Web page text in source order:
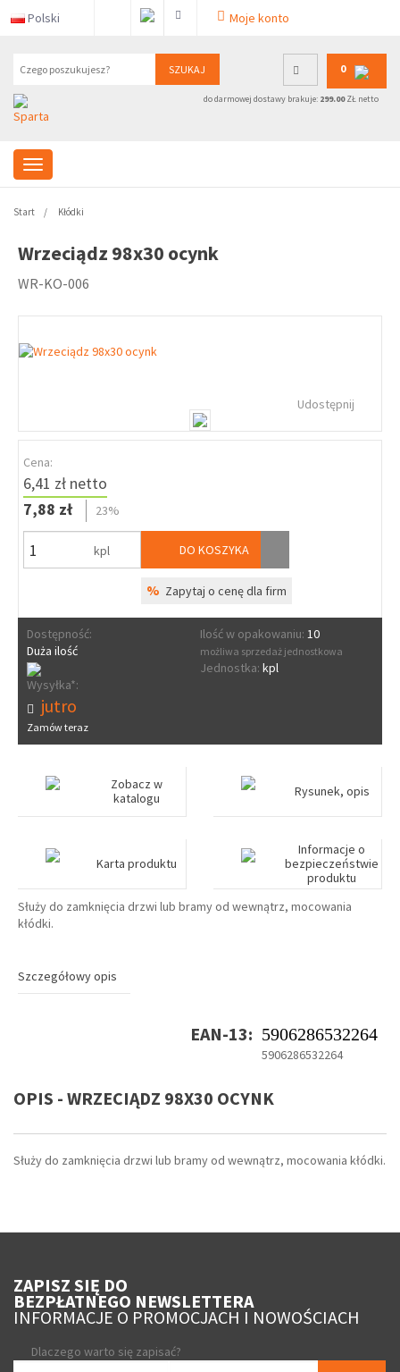
Polski Moje konto
SZUKAJ 0
do darmowej dostawy brakuje: 299.00ZŁ netto
Start Kłódki
Wrzeciądz 98x30 ocynk
WR-KO-006
Udostępnij
Cena:
6,41 zł netto
7,88 zł
23%
kpl DO KOSZYKA
% Zapytaj o cenę dla firm
Dostępność:
Duża ilość
Ilość w opakowaniu: 10
możliwa sprzedaż jednostkowa
Jednostka: kpl
Wysyłka*:
jutro
Zamów teraz
Zobacz w
katalogu
Rysunek, opis
Karta produktu
Informacje o
bezpieczeństwie
produktu
Służy do zamknięcia drzwi lub bramy od wewnątrz, mocowania
kłódki.
Szczegółowy opis
EAN-13: 5906286532264
5906286532264
OPIS - WRZECIĄDZ 98X30 OCYNK
Służy do zamknięcia drzwi lub bramy od wewnątrz, mocowania kłódki.
ZAPISZ SIĘ DO
BEZPŁATNEGO NEWSLETTERA
INFORMACJE O PROMOCJACH I NOWOŚCIACH
Dlaczego warto się zapisać?